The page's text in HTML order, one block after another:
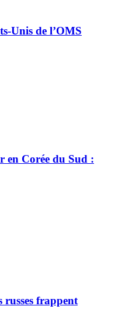
Unis de l’OMS
en Corée du Sud :
russes frappent